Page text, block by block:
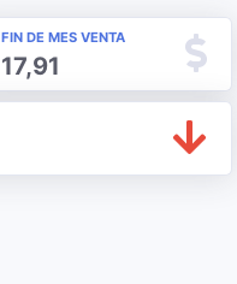
FIN DE MES VENTA
17,91